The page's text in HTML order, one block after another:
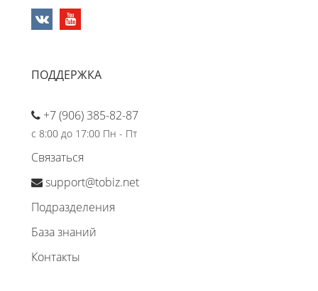
ПОДДЕРЖКА
+7 (906) 385-82-87
с 8:00 до 17:00 Пн - Пт
Связаться
support@tobiz.net
Подразделения
База знаний
Контакты